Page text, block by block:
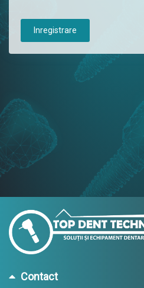
Inregistrare
Contact